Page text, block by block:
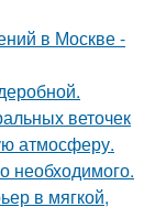
в Москве -
веточек
атмосферу.
необходимого.
в мягкой,